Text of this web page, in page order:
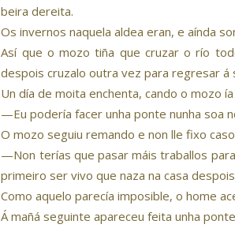
beira dereita.
Os invernos naquela aldea eran, e aínda
Así que o mozo tiña que cruzar o río
despois cruzalo outra vez para regresar á
Un día de moita enchenta, cando o mozo
—Eu podería facer unha ponte nunha soa
O mozo seguiu remando e non lle fixo
—Non terías que pasar máis traballos
primeiro ser vivo que naza na casa
Como aquelo parecía imposible, o home
Á mañá seguinte apareceu feita unha